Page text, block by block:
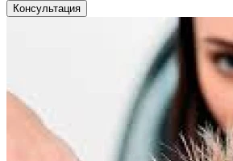
Консультация